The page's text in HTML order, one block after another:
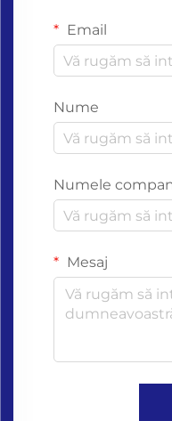
Email
Nume
Numele
Mesaj